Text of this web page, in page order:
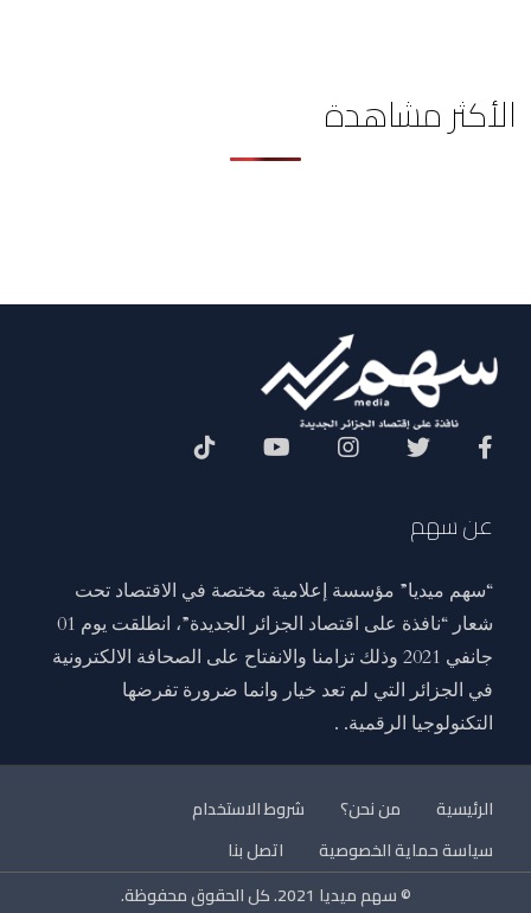
الأكثر مشاهدة
عن سهم
“سهم ميديا” مؤسسة إعلامية مختصة في الاقتصاد تحت
شعار “نافذة على اقتصاد الجزائر الجديدة”، انطلقت يوم 01
جانفي 2021 وذلك تزامنا والانفتاح على الصحافة الالكترونية
في الجزائر التي لم تعد خيار وانما ضرورة تفرضها
التكنولوجيا الرقمية. .
الرئيسية من نحن؟
شروط الاستخدام
سياسة حماية الخصوصية
اتصل بنا
© سهم ميديا 2021. كل الحقوق محفوظة.